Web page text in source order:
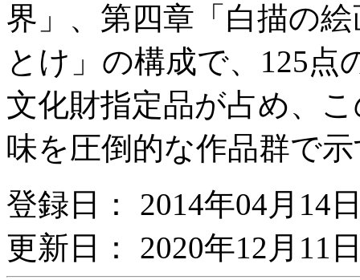
界」、第四章「白描の
とけ」の構成で、125点
文化財指定品が占め、
味を圧倒的な作品群で
登録日： 2014年04月14
更新日： 2020年12月11